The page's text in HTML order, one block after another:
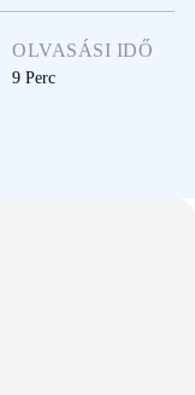
OLVASÁSI IDŐ
9 Perc